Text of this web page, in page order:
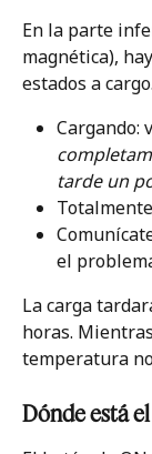
En la parte
magnética),
estados a cargo.
Cargando:
tarde un
el
La carga
horas.
temperatura
Dónde está